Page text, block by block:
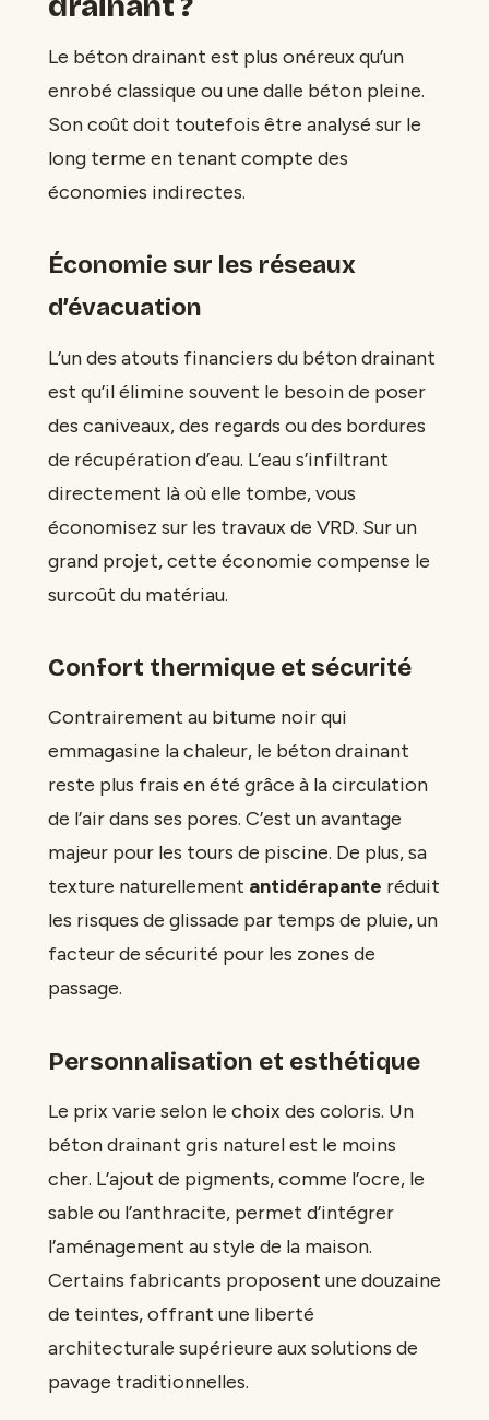
Le béton drainant est plus onéreux qu’un
enrobé classique ou une dalle béton pleine.
Son coût doit toutefois être analysé sur le
long terme en tenant compte des
économies indirectes.
Économie sur les réseaux
d’évacuation
L’un des atouts financiers du béton drainant
est qu’il élimine souvent le besoin de poser
des caniveaux, des regards ou des bordures
de récupération d’eau. L’eau s’infiltrant
directement là où elle tombe, vous
économisez sur les travaux de VRD. Sur un
grand projet, cette économie compense le
surcoût du matériau.
Confort thermique et sécurité
Contrairement au bitume noir qui
emmagasine la chaleur, le béton drainant
reste plus frais en été grâce à la circulation
de l’air dans ses pores. C’est un avantage
majeur pour les tours de piscine. De plus, sa
texture naturellement antidérapante réduit
les risques de glissade par temps de pluie, un
facteur de sécurité pour les zones de
passage.
Personnalisation et esthétique
Le prix varie selon le choix des coloris. Un
béton drainant gris naturel est le moins
cher. L’ajout de pigments, comme l’ocre, le
sable ou l’anthracite, permet d’intégrer
l’aménagement au style de la maison.
Certains fabricants proposent une douzaine
de teintes, offrant une liberté
architecturale supérieure aux solutions de
pavage traditionnelles.